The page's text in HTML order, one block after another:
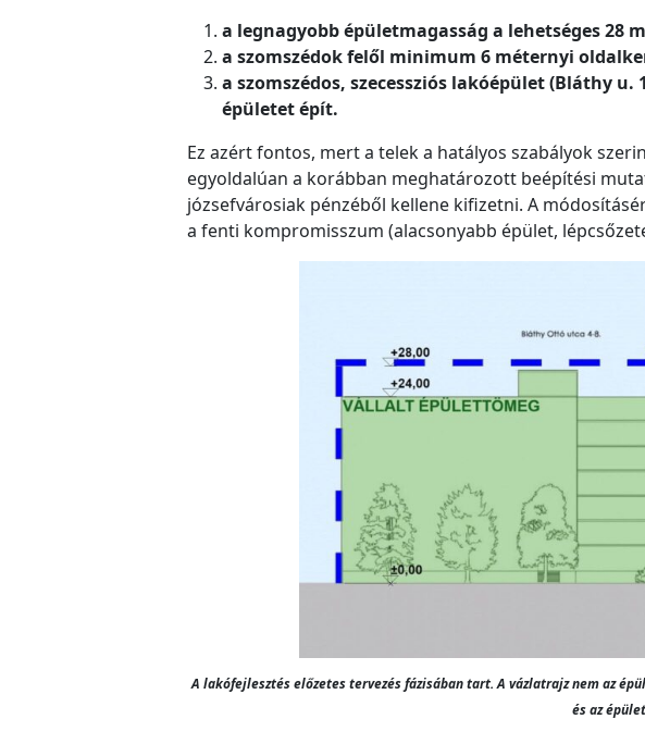
a legnagyobb épületmagasság a lehetséges 28
a szomszédok felől minimum 6 méternyi
a szomszédos, szecessziós lakóépület (Bláthy
épületet épít.
Ez azért fontos, mert a telek a hatályos szabályok
egyoldalúan a korábban meghatározott beépítési
józsefvárosiak pénzéből kellene kifizetni. A
a fenti kompromisszum (alacsonyabb épület,
A lakófejlesztés előzetes tervezés fázisában tart. A vázlatrajz nem az
és az